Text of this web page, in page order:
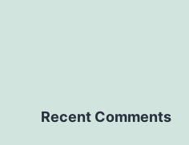
Recent Comments